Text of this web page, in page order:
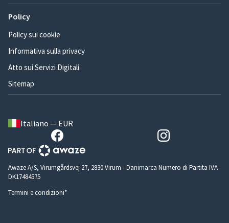
Policy
Policy sui cookie
Informativa sulla privacy
Atto sui Servizi Digitali
Sitemap
Italiano — EUR
Awaze A/S, Virumgårdsvej 27, 2830 Virum - Danimarca Numero di Partita IVA
DK17484575
Termini e condizioni*